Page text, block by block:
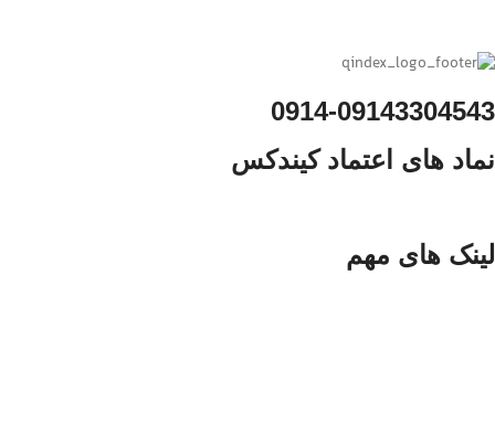
0914-09143304543
لینک های مهم
نماد های اعتماد کیندکس